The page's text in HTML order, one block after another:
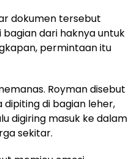
dokumen tersebut
dari haknya untuk
permintaan itu
Royman disebut
di bagian leher,
digiring masuk ke dalam
sekitar.